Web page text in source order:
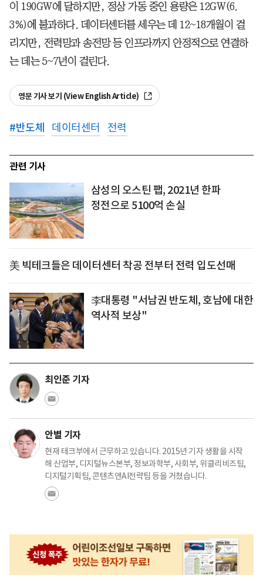
이 190GW에 달하지만, 정상 가동 중인 용량은 12GW(6.
3%)에 불과하다. 데이터센터를 세우는 데 12~18개월이 걸
리지만, 전력망과 송전망 등 인프라까지 안정적으로 연결하
는 데는 5~7년이 걸린다.
영문 기사 보기 (View English Article)
#반도체 데이터센터 전력
관련 기사
삼성의 오스틴 팹, 2021년 한파
정전으로 5100억 손실
美 빅테크들은 데이터센터 착공 전부터 전력 입도선매
李대통령 "서남권 반도체, 호남에 대한
역사적 보상"
최인준 기자
안별 기자
현재 테크부에서 근무하고 있습니다. 2015년 기자 생활을 시작
해 산업부, 디지털뉴스본부, 정보과학부, 사회부, 위클리비즈팀,
디지털기획팀, 콘텐츠앤AI전략팀 등을 거쳤습니다.